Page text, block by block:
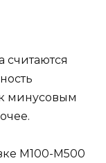
считаются
к минусовым
M100-M500